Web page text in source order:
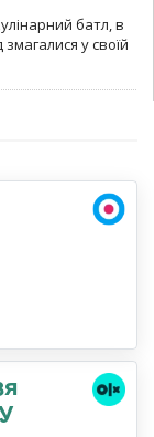
батл, в
у своїй